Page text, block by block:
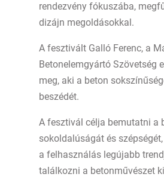
rendezvény fókuszába,
dizájn megoldásokkal.
A fesztivált Galló Ferenc, a
Betonelemgyártó Szövetség
meg, aki a beton
beszédét.
A fesztivál célja bemutatni a
sokoldalúságát és
a felhasználás legújabb
találkozni a betonművészet